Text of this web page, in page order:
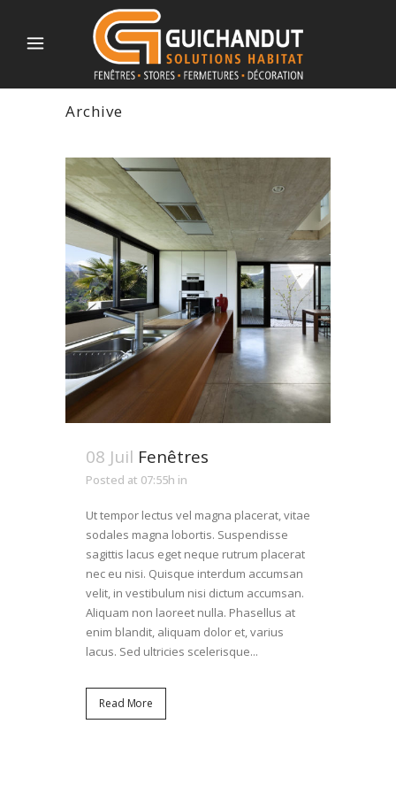
Archive
08 Juil Fenêtres
Posted at 07:55h in
Ut tempor lectus vel magna placerat, vitae
sodales magna lobortis. Suspendisse
sagittis lacus eget neque rutrum placerat
nec eu nisi. Quisque interdum accumsan
velit, in vestibulum nisi dictum accumsan.
Aliquam non laoreet nulla. Phasellus at
enim blandit, aliquam dolor et, varius
lacus. Sed ultricies scelerisque...
Read More